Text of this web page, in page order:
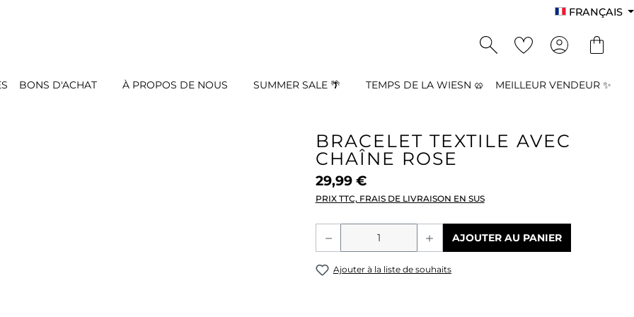
FRANÇAIS
BONS D'ACHAT À PROPOS DE NOUS SUMMER SALE 🌴 TEMPS DE LA WIESN 🥨 MEILLEUR VENDEUR ✨
BRACELET TEXTILE AVEC
CHAÎNE ROSE
29,99 €
PRIX TTC, FRAIS DE LIVRAISON EN SUS
Quantité de produit : Entrez la
AJOUTER AU PANIER
Ajouter à la liste de souhaits